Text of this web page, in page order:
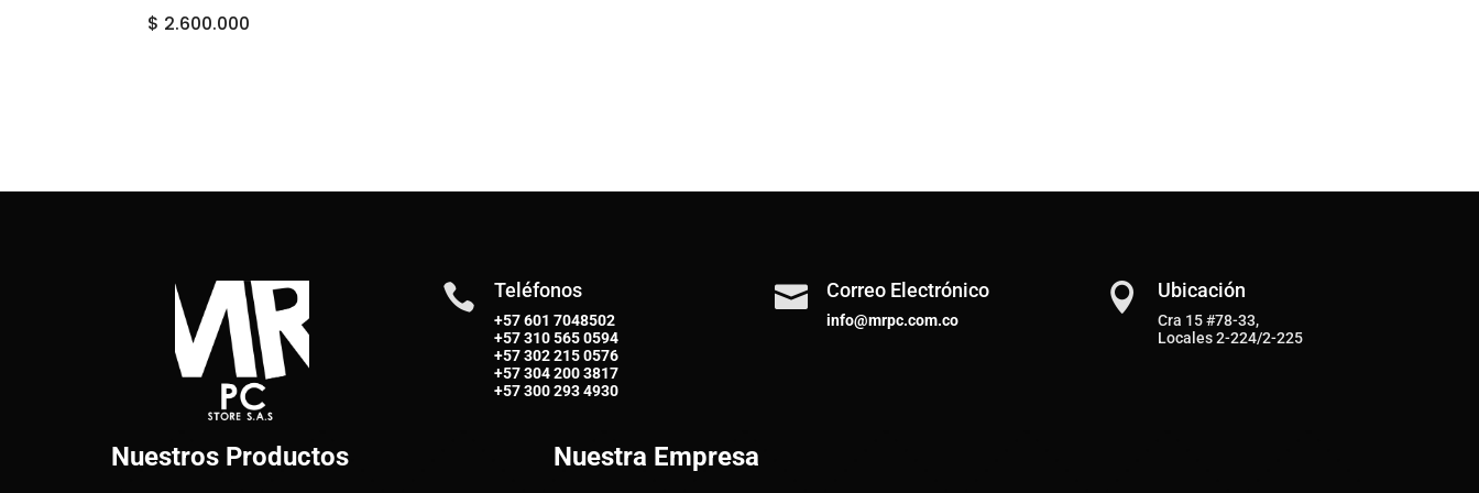
$ 2.600.000
 Teléfonos
+57 601 7048502
+57310 565 0594
+57302 215 0576
+57304 200 3817
+57300 293 4930
 Correo Electrónico
info@mrpc.com.co
 Ubicación
Cra 15 #78-33,
Locales 2-224/2-225
Nuestros Productos Nuestra Empresa